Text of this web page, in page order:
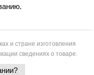
и стране изготовления
сведениях о товаре.